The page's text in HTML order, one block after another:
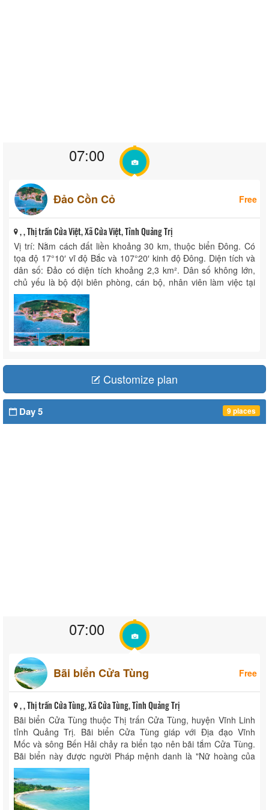
07:00
Đảo Cồn Cỏ Free
, , Thị trấn Cửa Việt, Xã Cửa Việt, Tỉnh Quảng Trị
Vị trí: Nằm cách đất liền khoảng 30 km, thuộc biển Đông. Có
tọa độ 17°10′ vĩ độ Bắc và 107°20′ kinh độ Đông. Diện tích và
dân số: Đảo có diện tích khoảng 2,3 km². Dân số không lớn,
chủ yếu là bộ đội biên phòng, cán bộ, nhân viên làm việc tại
các ...
Customize plan
Day 5 9 places
07:00
Bãi biển Cửa Tùng Free
, , Thị trấn Cửa Tùng, Xã Cửa Tùng, Tỉnh Quảng Trị
Bãi biển Cửa Tùng thuộc Thị trấn Cửa Tùng, huyện Vĩnh Linh
tỉnh Quảng Trị. Bãi biển Cửa Tùng giáp với Địa đạo Vĩnh
Mốc và sông Bến Hải chảy ra biển tạo nên bãi tắm Cửa Tùng.
Bãi biển này được người Pháp mệnh danh là "Nữ hoàng của
các bãi biển" vì bãi cát mịn với những ...